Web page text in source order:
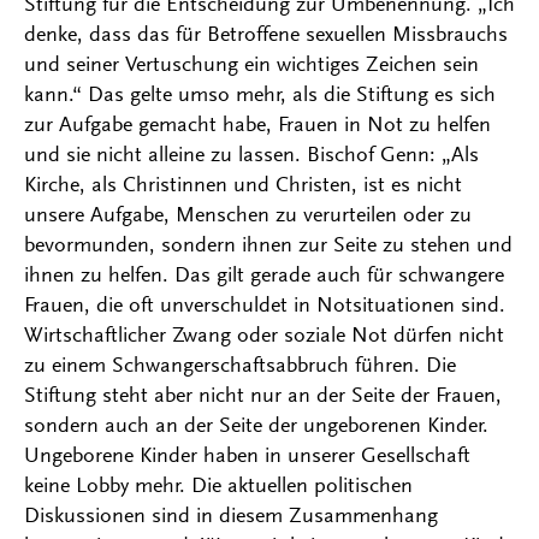
denke, dass das für Betroffene sexuellen Missbrauchs
und seiner Vertuschung ein wichtiges Zeichen sein
kann.“ Das gelte umso mehr, als die Stiftung es sich
zur Aufgabe gemacht habe, Frauen in Not zu helfen
und sie nicht alleine zu lassen. Bischof Genn: „Als
Kirche, als Christinnen und Christen, ist es nicht
unsere Aufgabe, Menschen zu verurteilen oder zu
bevormunden, sondern ihnen zur Seite zu stehen und
ihnen zu helfen. Das gilt gerade auch für schwangere
Frauen, die oft unverschuldet in Notsituationen sind.
Wirtschaftlicher Zwang oder soziale Not dürfen nicht
zu einem Schwangerschaftsabbruch führen. Die
Stiftung steht aber nicht nur an der Seite der Frauen,
sondern auch an der Seite der ungeborenen Kinder.
Ungeborene Kinder haben in unserer Gesellschaft
keine Lobby mehr. Die aktuellen politischen
Diskussionen sind in diesem Zusammenhang